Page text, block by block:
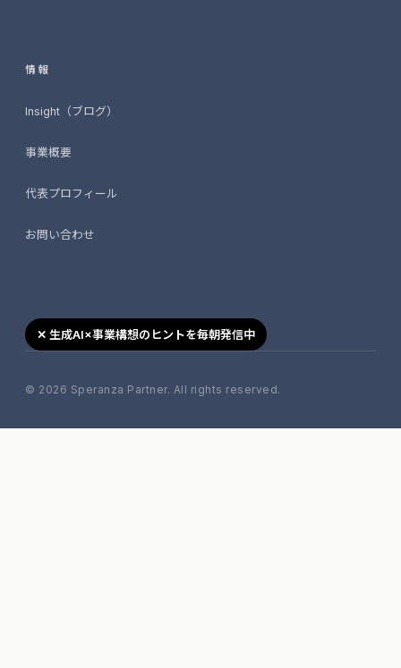
情報
Insight（ブログ）
事業概要
代表プロフィール
お問い合わせ
✕ 生成AI×事業構想のヒントを毎朝発信中
© 2026 Speranza Partner. All rights reserved.